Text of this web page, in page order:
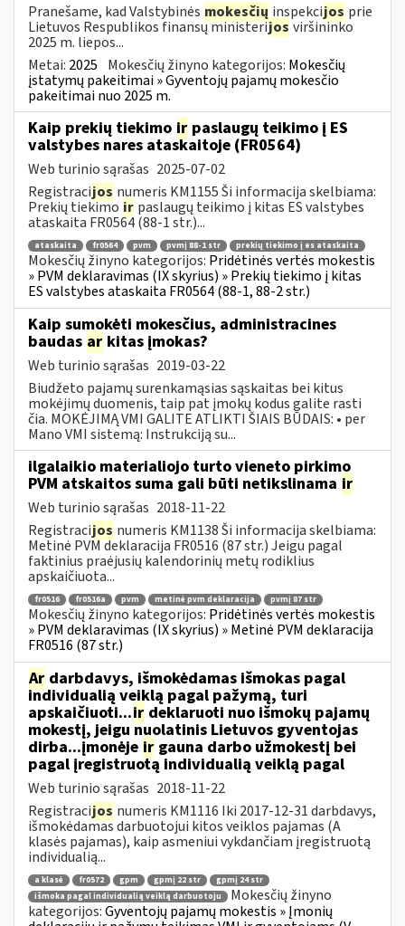
Pranešame, kad Valstybinės mokesčių inspekcijos prie
Lietuvos Respublikos finansų ministerijos viršininko
2025 m. liepos...
Metai: 2025 Mokesčių žinyno kategorijos: Mokesčių
įstatymų pakeitimai » Gyventojų pajamų mokesčio
pakeitimai nuo 2025 m.
Kaip prekių tiekimo ir paslaugų teikimo į ES
valstybes nares ataskaitoje (FR0564)
Web turinio sąrašas 2025-07-02
Registracijos numeris KM1155 Ši informacija skelbiama:
Prekių tiekimo ir paslaugų teikimo į kitas ES valstybes
ataskaita FR0564 (88-1 str.)...
ataskaita fr0564 pvm pvmį 88-1 str prekių tiekimo į es ataskaita
Mokesčių žinyno kategorijos: Pridėtinės vertės mokestis
» PVM deklaravimas (IX skyrius) » Prekių tiekimo į kitas
ES valstybes ataskaita FR0564 (88-1, 88-2 str.)
Kaip sumokėti mokesčius, administracines
baudas ar kitas įmokas?
Web turinio sąrašas 2019-03-22
Biudžeto pajamų surenkamąsias sąskaitas bei kitus
mokėjimų duomenis, taip pat įmokų kodus galite rasti
čia. MOKĖJIMĄ VMI GALITE ATLIKTI ŠIAIS BŪDAIS: • per
Mano VMI sistemą: Instrukciją su...
ilgalaikio materialiojo turto vieneto pirkimo
PVM atskaitos suma gali būti netikslinama ir
Web turinio sąrašas 2018-11-22
Registracijos numeris KM1138 Ši informacija skelbiama:
Metinė PVM deklaracija FR0516 (87 str.) Jeigu pagal
faktinius praėjusių kalendorinių metų rodiklius
apskaičiuota...
fr0516 fr0516a pvm metinė pvm deklaracija pvmį 87 str
Mokesčių žinyno kategorijos: Pridėtinės vertės mokestis
» PVM deklaravimas (IX skyrius) » Metinė PVM deklaracija
FR0516 (87 str.)
Ar darbdavys, išmokėdamas išmokas pagal
individualią veiklą pagal pažymą, turi
apskaičiuoti...ir deklaruoti nuo išmokų pajamų
mokestį, jeigu nuolatinis Lietuvos gyventojas
dirba...įmonėje ir gauna darbo užmokestį bei
pagal įregistruotą individualią veiklą pagal
Web turinio sąrašas 2018-11-22
Registracijos numeris KM1116 Iki 2017-12-31 darbdavys,
išmokėdamas darbuotojui kitos veiklos pajamas (A
klasės pajamas), kaip asmeniui vykdančiam įregistruotą
individualią...
a klasė fr0572 gpm gpmį 22 str
gpmį 24 str
išmoka pagal individualią veiklą darbuotoju
Mokesčių žinyno
kategorijos:Gyventojų pajamų mokestis » Įmonių